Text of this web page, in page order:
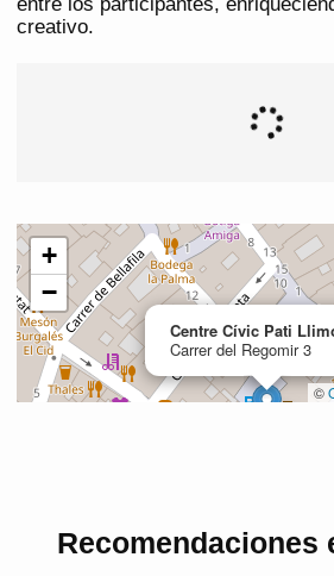
creativo.
Recomendaciones